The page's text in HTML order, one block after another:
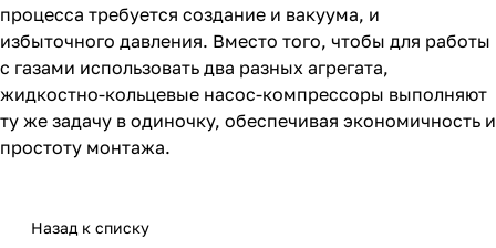
процесса требуется создание и вакуума, и
избыточного давления. Вместо того, чтобы для работы
с газами использовать два разных агрегата,
жидкостно-кольцевые насос-компрессоры выполняют
ту же задачу в одиночку, обеспечивая экономичность и
простоту монтажа.
Назад к списку